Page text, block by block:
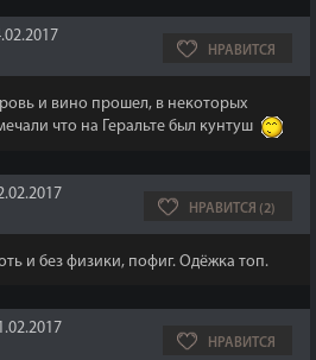
НРАВИТСЯ
и вино прошел, в некоторых
что на Геральте был кунтуш
НРАВИТСЯ (2)
и без физики, пофиг. Одёжка топ.
НРАВИТСЯ